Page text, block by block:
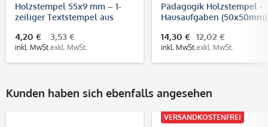
Holzstempel 55x9 mm – 1-
zeiliger Textstempel aus
4,20 €
inkl. MwSt.
3,53 €
exkl. MwSt.
Pädagogik Holzstempel -
Hausaufgaben (50x50mm)
14,30 €
inkl. MwSt.
12,02 €
exkl. MwSt.
Kunden haben sich ebenfalls angesehen
VERSANDKOSTENFREI